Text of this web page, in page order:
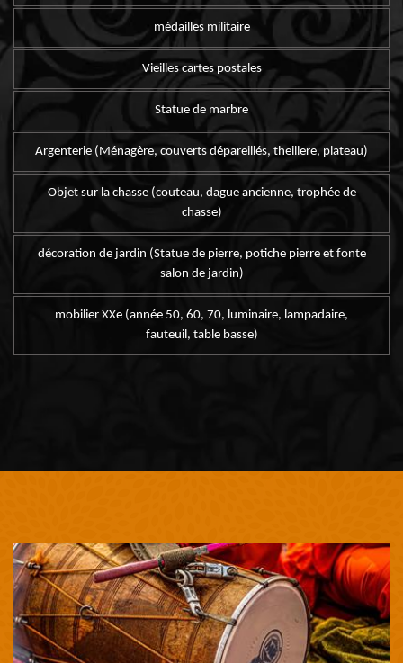
médailles militaire
Vieilles cartes postales
Statue de marbre
Argenterie (Ménagère, couverts dépareillés, theillere, plateau)
Objet sur la chasse (couteau, dague ancienne, trophée de
chasse)
décoration de jardin (Statue de pierre, potiche pierre et fonte
salon de jardin)
mobilier XXe (année 50, 60, 70, luminaire, lampadaire,
fauteuil, table basse)